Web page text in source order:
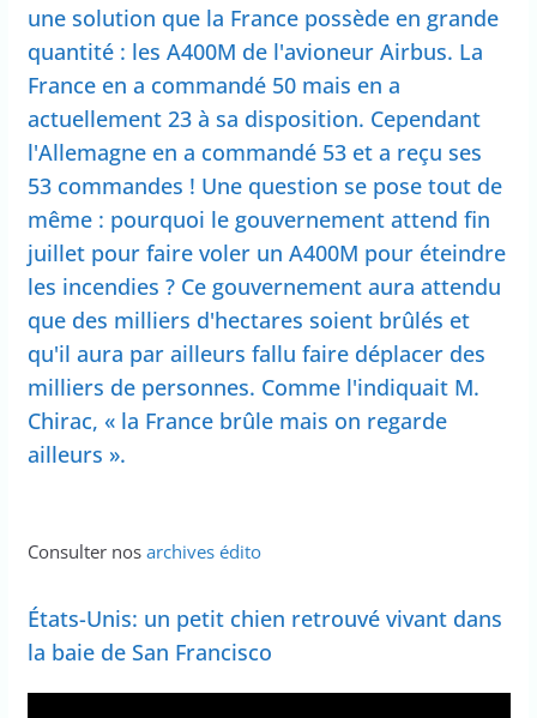
une solution que la France possède en grande
quantité : les A400M de l'avioneur Airbus. La
France en a commandé 50 mais en a
actuellement 23 à sa disposition. Cependant
l'Allemagne en a commandé 53 et a reçu ses
53 commandes ! Une question se pose tout de
même : pourquoi le gouvernement attend fin
juillet pour faire voler un A400M pour éteindre
les incendies ? Ce gouvernement aura attendu
que des milliers d'hectares soient brûlés et
qu'il aura par ailleurs fallu faire déplacer des
milliers de personnes. Comme l'indiquait M.
Chirac, « la France brûle mais on regarde
ailleurs ».
Consulter nos archives édito
États-Unis: un petit chien retrouvé vivant dans
la baie de San Francisco